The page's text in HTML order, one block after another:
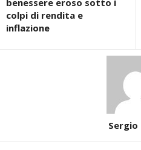
benessere eroso sotto i
colpi di rendita e
inflazione
Sergio